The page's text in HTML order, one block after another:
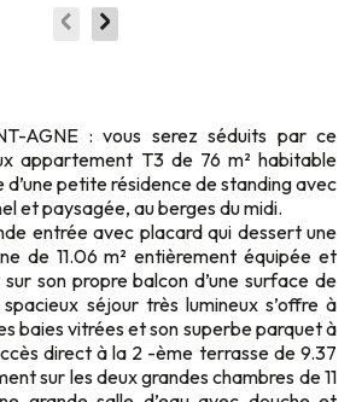
AGNE : vous serez séduits par ce
appartement T3 de 76 m² habitable
petite résidence de standing avec
et paysagée, au berges du midi.
entrée avec placard qui dessert une
de 11.06 m² entièrement équipée et
son propre balcon d’une surface de
séjour très lumineux s’offre à
baies vitrées et son superbe parquet à
direct à la 2 -ème terrasse de 9.37
sur les deux grandes chambres de 11